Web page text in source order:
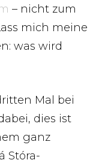
– nicht zum
mich meine
was wird
Mal bei
dies ist
ganz
Stóra-